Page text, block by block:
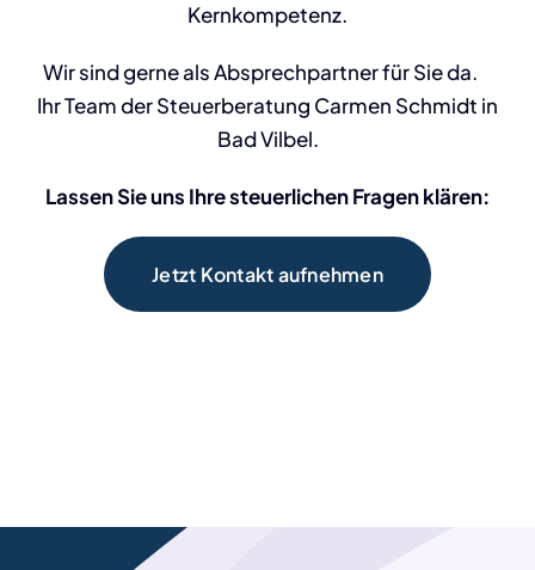
Kernkompetenz.
Wir sind gerne als Absprechpartner für Sie da.
Ihr Team der Steuerberatung Carmen Schmidt in
Bad Vilbel.
Lassen Sie uns Ihre steuerlichen Fragen klären:
Jetzt Kontakt aufnehmen